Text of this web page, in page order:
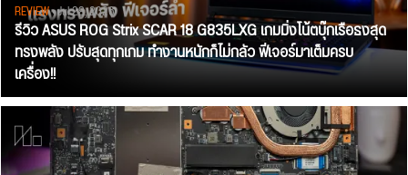
REVIEW• Jul 28, 2026
รีวิว ASUS ROG Strix SCAR 18 G835LXG เกมมิ่งโน้ตบุ๊กเรือธงสุด
ทรงพลัง ปรับสุดทุกเกม ทำงานหนักก็ไม่กลัว ฟีเจอร์มาเต็มครบ
เครื่อง!!